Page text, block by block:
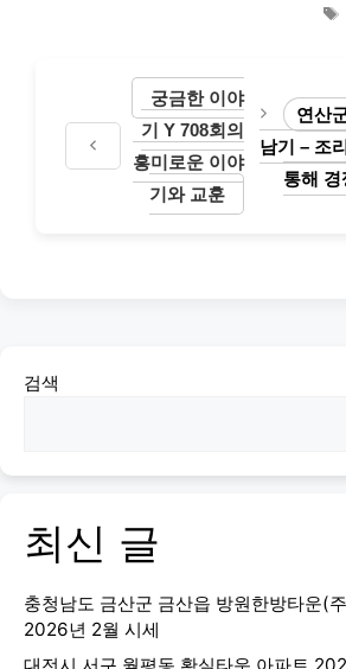
궁금한 이야
기 Y 708회의
흥미로운 이야
기와 교훈
연산
남기 – 조
통해 경
검색
최신 글
충청남도 금산군 금산읍 방원한방타운(
2026년 2월 시세
대전시 서구 월평동 황실타운 아파트